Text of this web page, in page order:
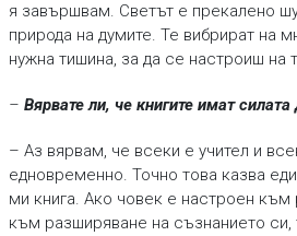
я завършвам. Светът е прекалено
природа на думите. Те вибрират на
нужна тишина, за да се настроиш на
– Вярвате ли, че книгите имат
– Аз вярвам, че всеки е учител и
едновременно. Точно това казва
ми книга. Ако човек е настроен към
към разширяване на съзнанието си,